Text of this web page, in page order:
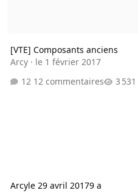
[VTE] Composants anciens
Arcy· le 1 février 2017
12 commentaires
Arcyle 29 avril 20179 a